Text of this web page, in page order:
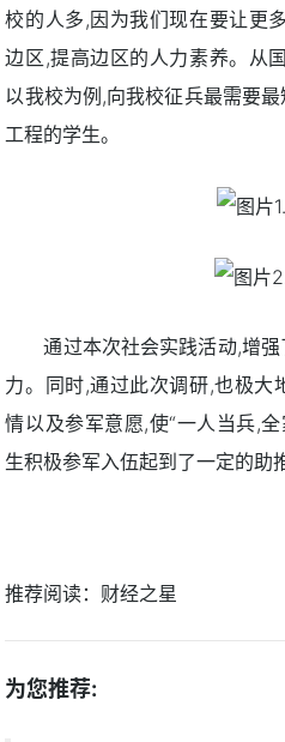
校的人多,因为我们现在要让更
边区,提高边区的人力素养。从
以我校为例,向我校征兵最需要
工程的学生。
通过本次社会实践活动,增
力。同时,通过此次调研,也极大
情以及参军意愿,使“一人当兵,
生积极参军入伍起到了一定的助
推荐阅读： 财经之星
为您推荐: